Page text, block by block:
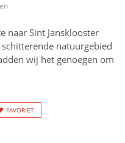
naar Sint Jansklooster
natuurgebied
wij het genoegen om
FAVORIET